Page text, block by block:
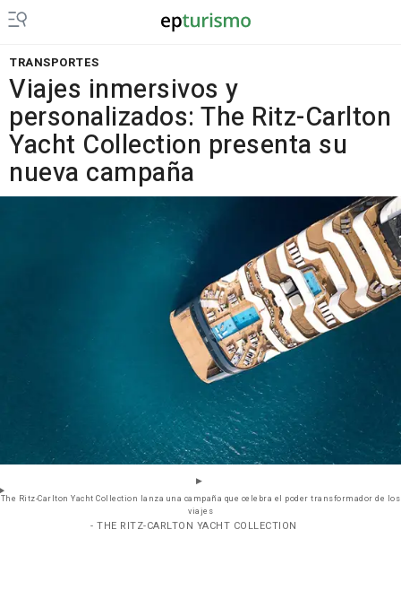
TRANSPORTES
Viajes inmersivos y
personalizados: The Ritz-Carlton
Yacht Collection presenta su
nueva campaña
The Ritz-Carlton Yacht Collection lanza una campaña que celebra el poder transformador de los
viajes
- THE RITZ-CARLTON YACHT COLLECTION